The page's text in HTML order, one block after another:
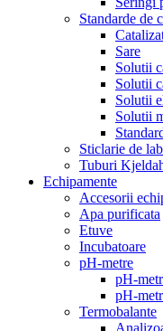
Standarde de
Sare
Solutii
Solutii
Solutii
Solutii
Sticlarie de
Tuburi
Echipamente
Accesorii
Apa purificata
Etuve
Incubatoare
pH-metre
pH-
pH-
Termobalante